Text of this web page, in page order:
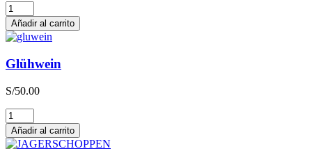
Glühpunsch
cantidad
Añadir al carrito
Glühwein
S/50.00
Glühwein
cantidad
Añadir al carrito